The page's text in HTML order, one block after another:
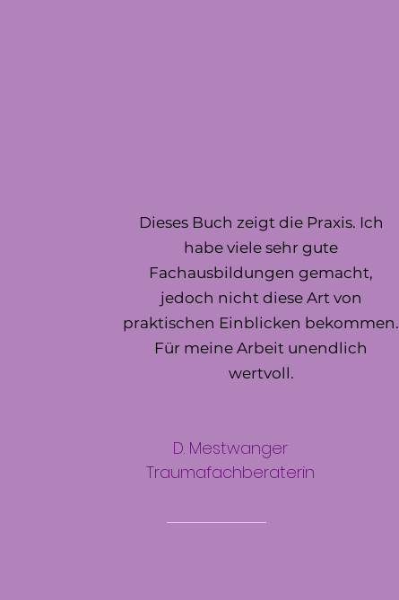
Dieses Buch zeigt die Praxis. Ich
habe viele sehr gute
Fachausbildungen gemacht,
jedoch nicht diese Art von
praktischen Einblicken bekommen.
Für meine Arbeit unendlich
wertvoll.
D. Mestwanger
Traumafachberaterin